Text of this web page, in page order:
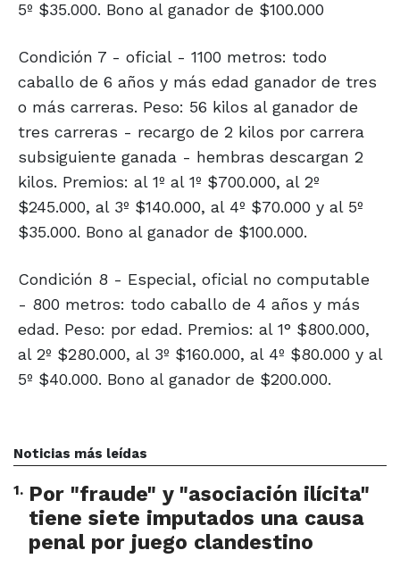
5º $35.000. Bono al ganador de $100.000
Condición 7 - oficial - 1100 metros: todo
caballo de 6 años y más edad ganador de tres
o más carreras. Peso: 56 kilos al ganador de
tres carreras - recargo de 2 kilos por carrera
subsiguiente ganada - hembras descargan 2
kilos. Premios: al 1º al 1º $700.000, al 2º
$245.000, al 3º $140.000, al 4º $70.000 y al 5º
$35.000. Bono al ganador de $100.000.
Condición 8 - Especial, oficial no computable
- 800 metros: todo caballo de 4 años y más
edad. Peso: por edad. Premios: al 1° $800.000,
al 2º $280.000, al 3º $160.000, al 4º $80.000 y al
5º $40.000. Bono al ganador de $200.000.
Noticias más leídas
1. Por "fraude" y "asociación ilícita"
tiene siete imputados una causa
penal por juego clandestino